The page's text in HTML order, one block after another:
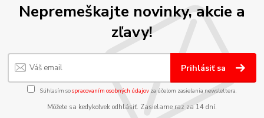
Nepremeškajte novinky, akcie a
zľavy!
Prihlásiť sa
Súhlasím sospracovaním osobných údajov za účelom zasielania newslettera.
Môžete sa kedykoľvek odhlásiť. Zasielame raz za 14 dní.